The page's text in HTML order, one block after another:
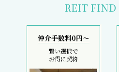
REIT FIND
仲介手数料0円～
賢い選択で
お得に契約